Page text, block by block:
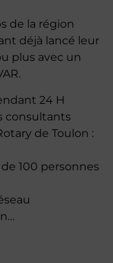
de la région
déjà lancé leur
plus avec un
24 H
consultants
de Toulon :
100 personnes